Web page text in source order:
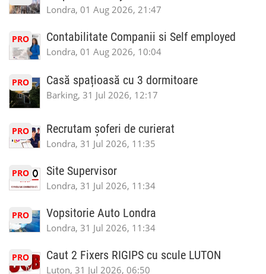
Londra, 01 Aug 2026, 21:47
PRO Contabilitate Companii si Self employed
Londra, 01 Aug 2026, 10:04
PRO Casă spațioasă cu 3 dormitoare
Barking, 31 Jul 2026, 12:17
PRO Recrutam șoferi de curierat
Londra, 31 Jul 2026, 11:35
PRO Site Supervisor
Londra, 31 Jul 2026, 11:34
PRO Vopsitorie Auto Londra
Londra, 31 Jul 2026, 11:34
PRO Caut 2 Fixers RIGIPS cu scule LUTON
Luton, 31 Jul 2026, 06:50